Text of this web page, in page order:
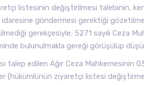
listesinin değiştirilmesi talebinin,
göndermesi gerektiği
gerekçesiyle; 5271 sayılı Ceza
bulunulmakla gereği görüşülüp
talep edilen Ağır Ceza Mahkemesinin
(hükümlünün ziyaretçi listesi